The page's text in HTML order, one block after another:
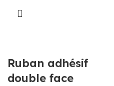
Ruban adhésif
double face